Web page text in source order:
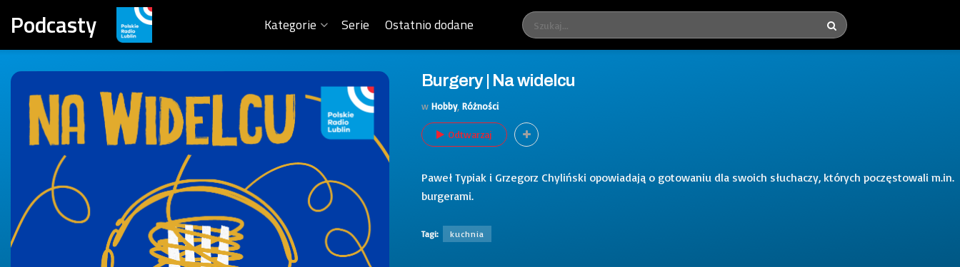
Podcasty Kategorie Serie Ostatnio dodane
Burgery | Na widelcu
w Hobby, Różności
Odtwarzaj
Paweł Typiak i Grzegorz Chyliński opowiadają o gotowaniu dla swoich słuchaczy, których poczęstowali m.in.
burgerami.
Tagi: kuchnia